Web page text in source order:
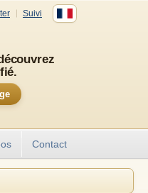
Suivi
Contact